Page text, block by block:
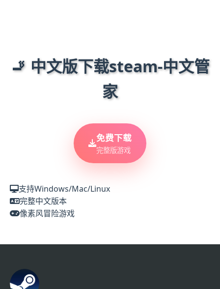
🚬 中文版下载steam-中文管
家
免费下载
完整版游戏
支持Windows/Mac/Linux
完整中文版本
像素风冒险游戏